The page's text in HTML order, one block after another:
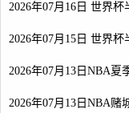
2026年07月16日 世界
2026年07月15日 世界
2026年07月13日NBA夏
2026年07月13日NBA